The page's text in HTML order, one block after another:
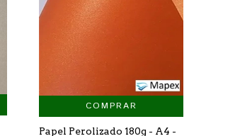
COMPRAR
Papel Perolizado 180g - A4 -